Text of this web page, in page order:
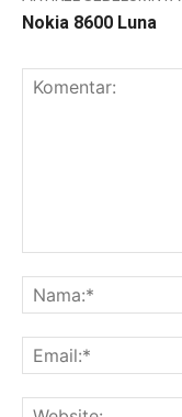
Nokia 8600 Luna